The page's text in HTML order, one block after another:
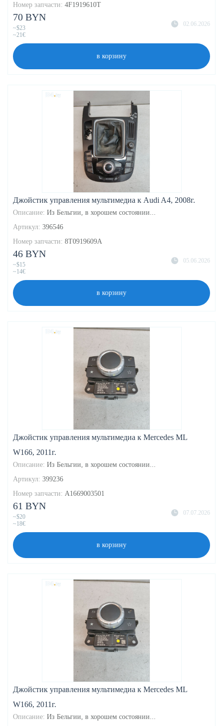
Номер запчасти: 4F1919610T
02.06.2026
70 BYN
~$23
~21€
в корзину
Джойстик управления мультимедиа к Audi A4, 2008г.
Описание: Из Бельгии, в хорошем состоянии...
Артикул: 396546
Номер запчасти: 8T0919609A
05.06.2026
46 BYN
~$15
~14€
в корзину
Джойстик управления мультимедиа к Mercedes ML
W166, 2011г.
Описание: Из Бельгии, в хорошем состоянии...
Артикул: 399236
Номер запчасти: A1669003501
07.07.2026
61 BYN
~$20
~18€
в корзину
Джойстик управления мультимедиа к Mercedes ML
W166, 2011г.
Описание: Из Бельгии, в хорошем состоянии...